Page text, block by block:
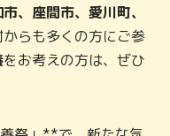
、座間市、愛川町、
らも多くの方にご参
をお考えの方は、ぜひ